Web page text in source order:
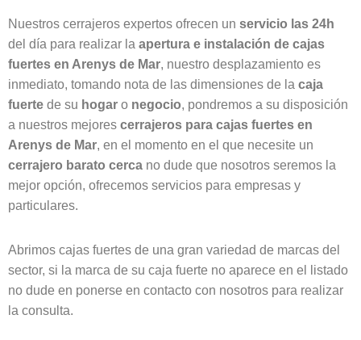
Nuestros cerrajeros expertos ofrecen un servicio las 24h
del día para realizar la apertura e instalación de cajas
fuertes en Arenys de Mar, nuestro desplazamiento es
inmediato, tomando nota de las dimensiones de la caja
fuerte de su hogar o negocio, pondremos a su disposición
a nuestros mejores cerrajeros para cajas fuertes en
Arenys de Mar, en el momento en el que necesite un
cerrajero barato cerca no dude que nosotros seremos la
mejor opción, ofrecemos servicios para empresas y
particulares.
Abrimos cajas fuertes de una gran variedad de marcas del
sector, si la marca de su caja fuerte no aparece en el listado
no dude en ponerse en contacto con nosotros para realizar
la consulta.